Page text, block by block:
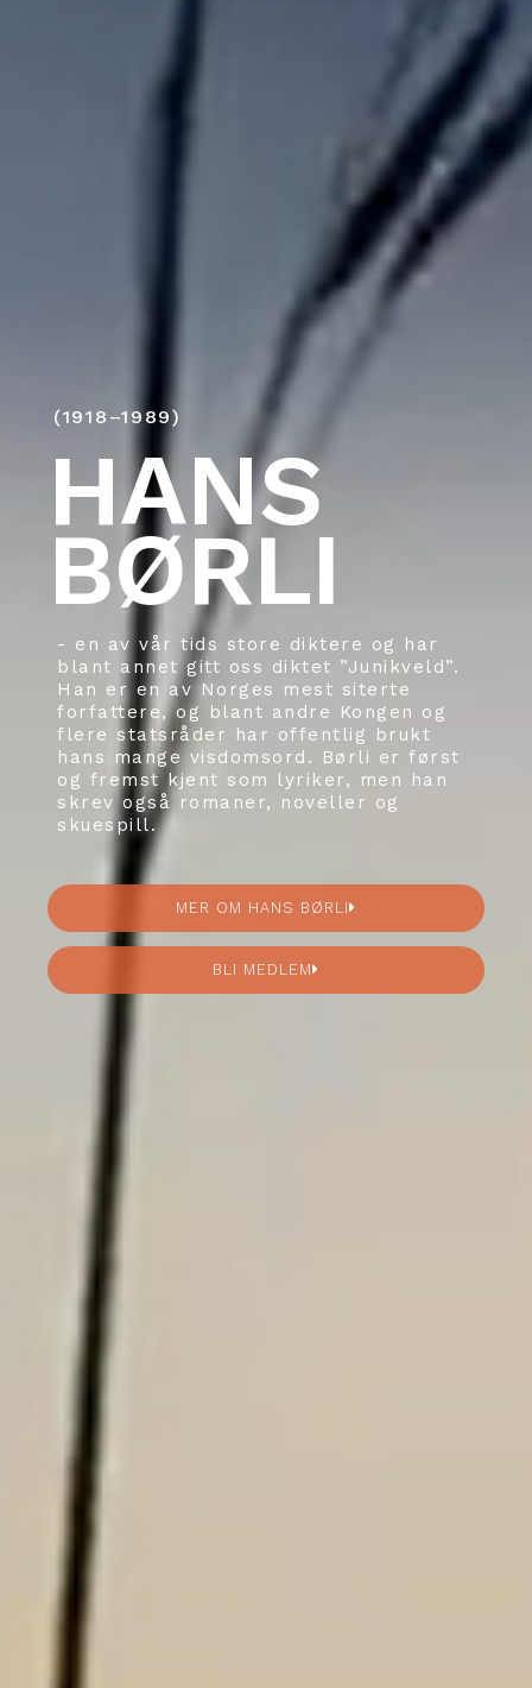
(1918–1989)
HANS
BØRLI
- en av vår tids store diktere og har
blant annet gitt oss diktet ”Junikveld”.
Han er en av Norges mest siterte
forfattere, og blant andre Kongen og
flere statsråder har offentlig brukt
hans mange visdomsord. Børli er først
og fremst kjent som lyriker, men han
skrev også romaner, noveller og
skuespill.
MER OM HANS BØRLI
BLI MEDLEM